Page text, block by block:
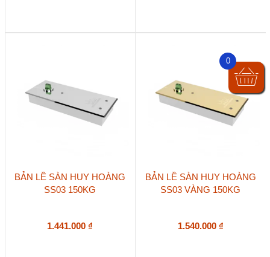
BẢN LỀ SÀN HUY HOÀNG
SS03 150KG
1.441.000 ₫
BẢN LỀ SÀN HUY HOÀNG
SS03 VÀNG 150KG
1.540.000 ₫
0